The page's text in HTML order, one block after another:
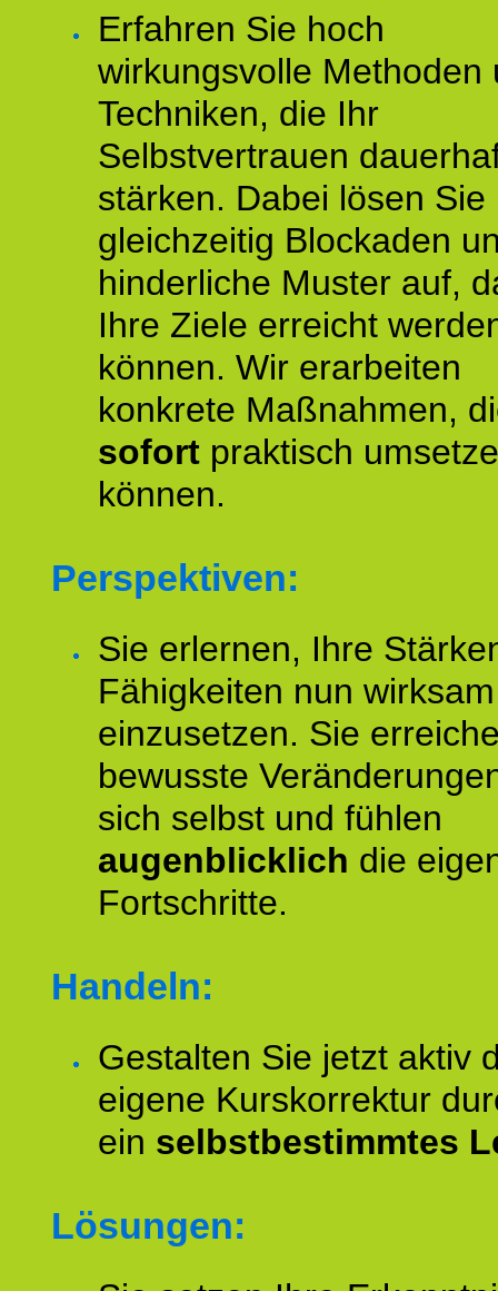
Erfahren Sie hoch
wirkungsvolle Methoden
Techniken, die Ihr
Selbstvertrauen
stärken. Dabei lösen Sie
gleichzeitig Blockaden
hinderliche Muster auf,
Ihre Ziele erreicht
können. Wir erarbeiten
konkrete Maßnahmen,
sofort praktisch
können.
Perspektiven:
Sie erlernen, Ihre
Fähigkeiten nun wirksam
einzusetzen. Sie
bewusste
sich selbst und fühlen
augenblicklich die
Fortschritte.
Handeln:
Gestalten Sie jetzt aktiv
eigene Kurskorrektur
ein selbstbestimmtes
Lösungen: